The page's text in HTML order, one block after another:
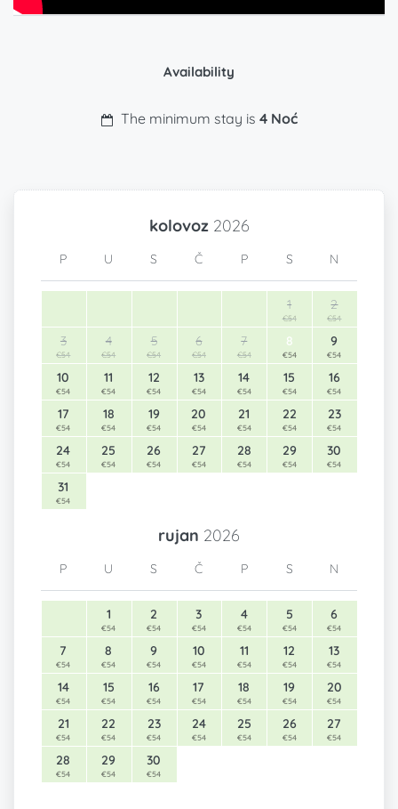
Availability
The minimum stay is 4 Noć
kolovoz 2026
P U S Č P S N
1
€54
2
€54
3
€54
4
€54
5
€54
6
€54
7
€54
8
€54
9
€54
10
€54
11
€54
12
€54
13
€54
14
€54
15
€54
16
€54
17
€54
18
€54
19
€54
20
€54
21
€54
22
€54
23
€54
24
€54
25
€54
26
€54
27
€54
28
€54
29
€54
30
€54
31
€54
rujan 2026
P U S Č P S N
1
€54
2
€54
3
€54
4
€54
5
€54
6
€54
7
€54
8
€54
9
€54
10
€54
11
€54
12
€54
13
€54
14
€54
15
€54
16
€54
17
€54
18
€54
19
€54
20
€54
21
€54
22
€54
23
€54
24
€54
25
€54
26
€54
27
€54
28
€54
29
€54
30
€54